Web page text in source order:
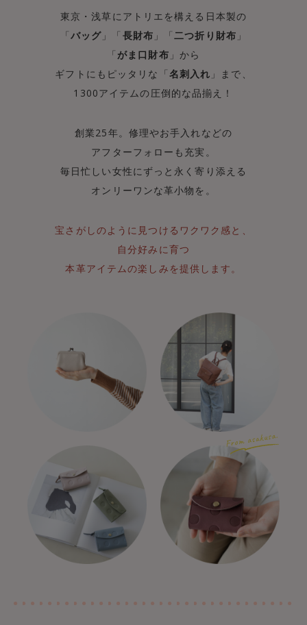
東京・浅草にアトリエを構える日本製の
「バッグ 」「 長財布 」「二つ折り財布 」
「 がま口財布 」から
ギフトにもピッタリな「名刺入れ 」まで、
1300アイテムの圧倒的な品揃え！
創業25年。修理やお手入れなどの
アフターフォローも充実。
毎日忙しい女性にずっと永く寄り添える
オンリーワンな革小物を。
宝さがしのように見つけるワクワク感と、
自分好みに育つ
本革アイテムの楽しみを提供します。